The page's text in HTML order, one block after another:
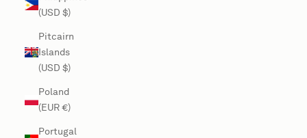
(USD $)
Pitcairn
Islands
(USD $)
Poland
(EUR €)
Portugal